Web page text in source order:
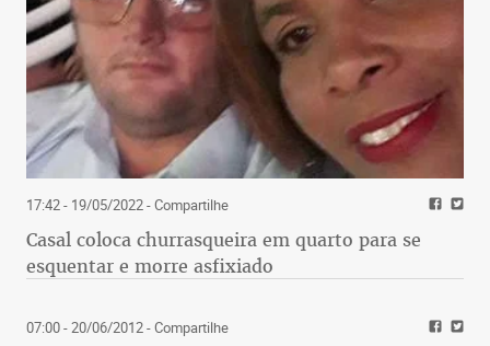
17:42 - 19/05/2022- Compartilhe
Casal coloca churrasqueira em quarto para se
esquentar e morre asfixiado
07:00 - 20/06/2012- Compartilhe